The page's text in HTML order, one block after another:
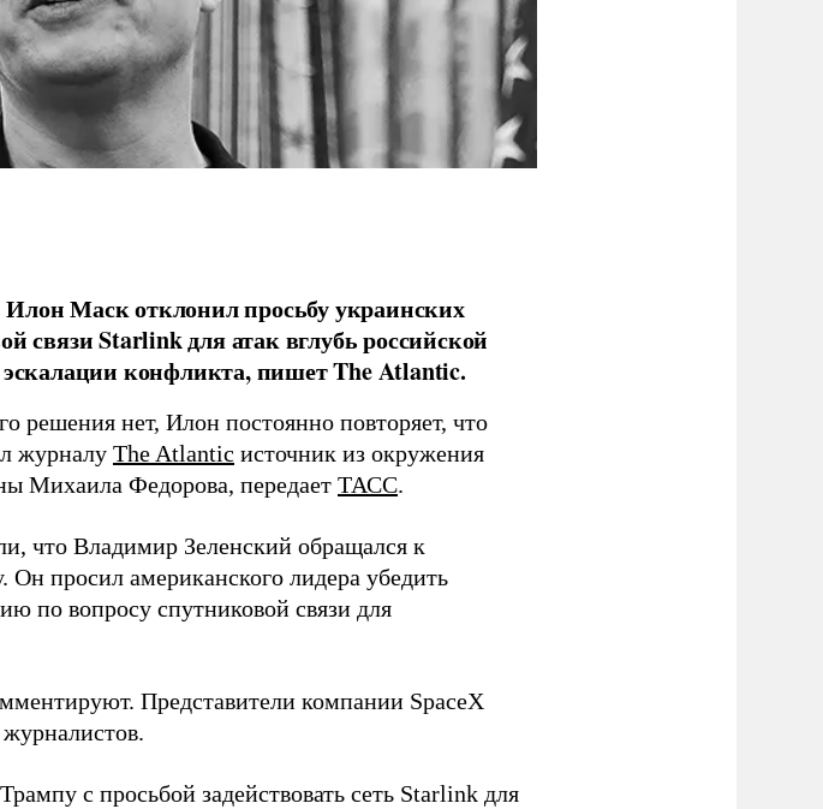
Маск отклонил просьбу украинских
связи Starlink для атак вглубь российской
конфликта, пишет The Atlantic.
решения нет, Илон постоянно повторяет, что
журналу The Atlantic источник из окружения
Михаила Федорова, передает ТАСС.
что Владимир Зеленский обращался к
просил американского лидера убедить
по вопросу спутниковой связи для
Представители компании SpaceX
с просьбой задействовать сеть Starlink для